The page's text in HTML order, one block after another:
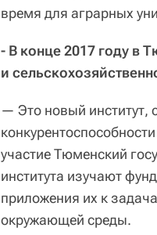
время для аграрных
- В конце 2017 году в
и
— Это новый институт,
участие Тюменский
института изучают
приложения их к
окружающей среды.